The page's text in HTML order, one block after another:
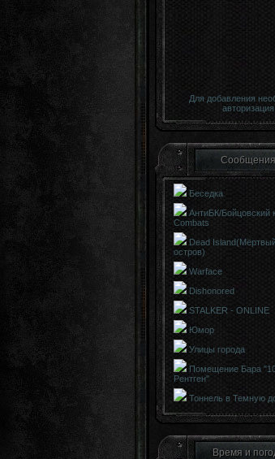
Для добавления
авторизация
Сообщения
Беседка
АнтиБК/Бойцовский
Сombats
Dead
остров)
Warface
Dishonored
STALKER - ONLINE
Юмор
Улицы города
Помещение Бара
Рентген"
Тоннель в Темную
Время и